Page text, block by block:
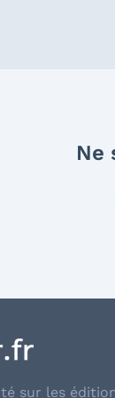
Ne
sur les